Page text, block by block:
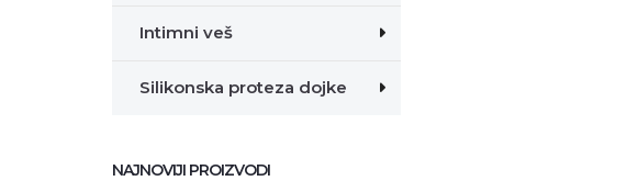
Intimni veš
Silikonska proteza dojke
NAJNOVIJI PROIZVODI